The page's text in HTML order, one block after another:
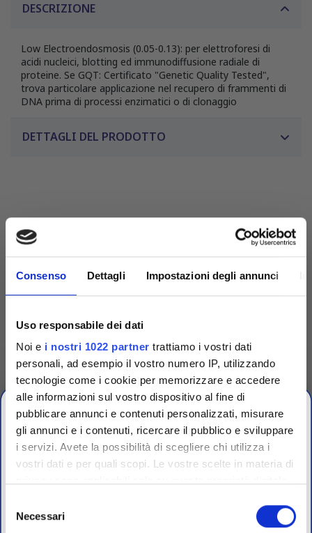
Consenso Dettagli Impostazioni degli annunci
Uso responsabile dei dati
Noi e i nostri 1022 partner trattiamo i vostri dati
personali, ad esempio il vostro numero IP, utilizzando
tecnologie come i cookie per memorizzare e accedere
alle informazioni sul vostro dispositivo al fine di
pubblicare annunci e contenuti personalizzati, misurare
gli annunci e i contenuti, ricercare il pubblico e sviluppare
i servizi. Avete la possibilità di scegliere chi utilizza i
vostri dati e per quali scopi. Le vostre scelte in materia di
modificare o revocare il proprio consenso in qualsiasi
delNecessari
DESCRIZIONE
Low Electroendosmosis (0.05-0.13): per elettroforesi di
acidi nucleici, blotting ed immunodiffusione radiale di
proteine. Se GQT: Certificato "Genetic Quality Tested",
trova particolare applicazione nel recupero di frammenti di
DNA prima di processi enzimatici o di clonaggio
DETTAGLI DEL PRODOTTO
Competenza
Fornitori specializzati per laboratori conto terzi e
controllo qualità industriale
CHIUSURA